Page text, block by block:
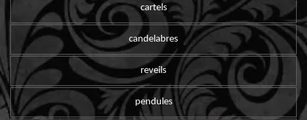
cartels
candelabres
reveils
pendules